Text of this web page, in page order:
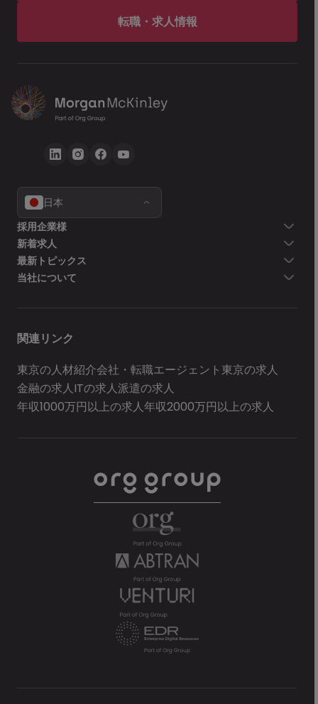
転職・求人情報
日本
採用企業様
新着求人
最新トピックス
当社について
関連リンク
東京の人材紹介会社・転職エージェント東京の求人
金融の求人ITの求人派遣の求人
年収1000万円以上の求人年収2000万円以上の求人